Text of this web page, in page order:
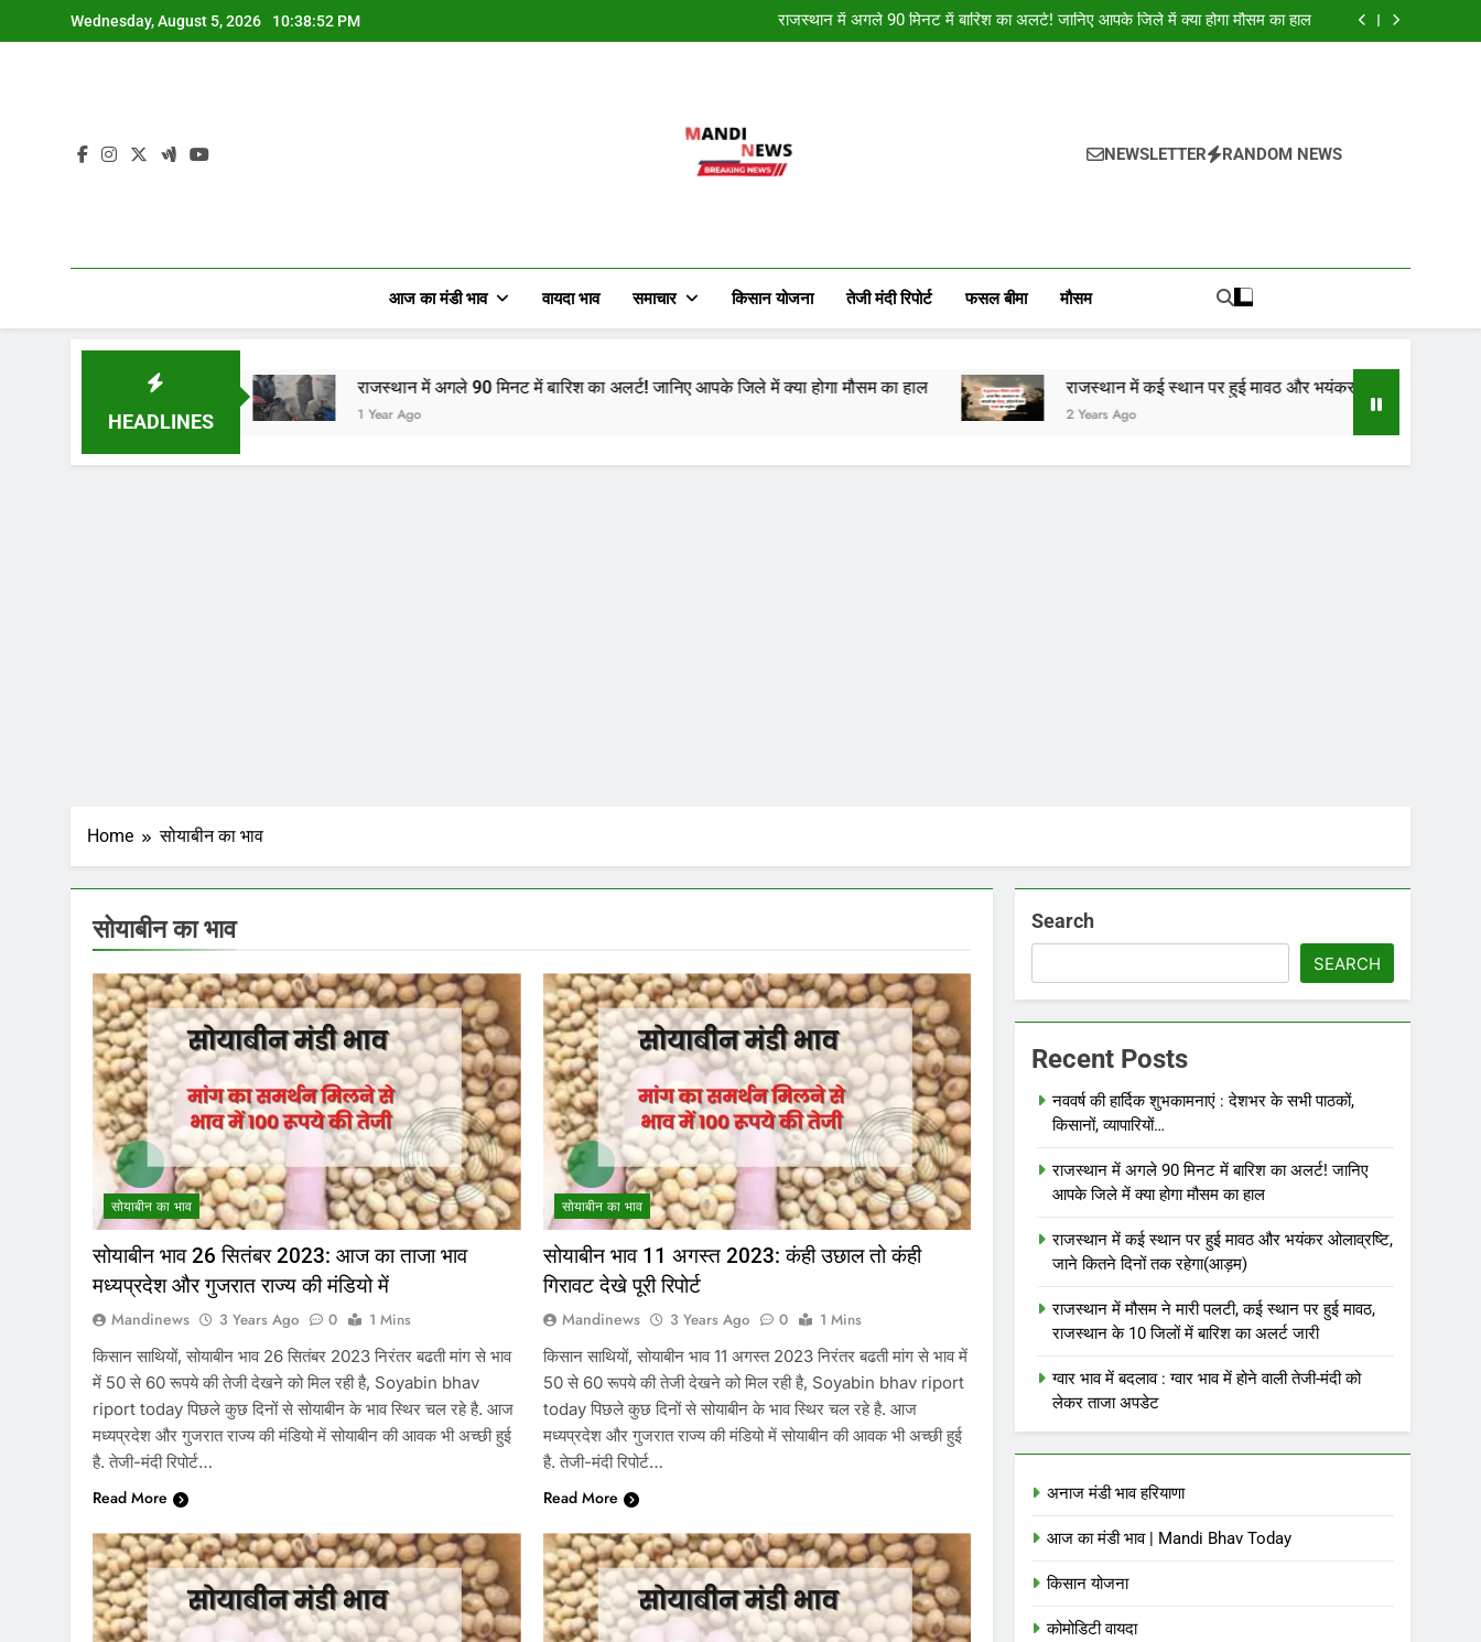
to
Wednesday, August 5, 2026 10:38:52 PM
राजस्थान में अगले 90 मिनट में बारिश का अलर्ट! जानिए आपके जिले में क्या होगा मौसम का हाल
राजस्थान में कई स्थान पर हुई मावठ और भयंकर ओलाव्रष्टि, जाने कितने दिनों तक रहेगा(आड़म)
राजस्थान में मौसम ने मारी पलटी, कई स्थान पर हुई मावठ, राजस्थान के 10 जिलों में बारिश का
अलर्ट जारी
Mandi News
NEWSLETTER RANDOM NEWS
आज का मंडी भाव वायदा भाव समाचार किसान योजना तेजी मंदी रिपोर्ट फसल बीमा मौसम
HEADLINES
राजस्थान में अगले 90 मिनट में बारिश का अलर्ट! जानिए आपके जिले में क्या होगा मौसम का हाल
1 Year Ago
राजस्थान में कई स्थान पर हुई मावठ और भयंकर ओलाव्रष्टि, जाने कितने दिनों
2 Years Ago
Home सोयाबीन का भाव
सोयाबीन का भाव
सोयाबीन का भाव
सोयाबीन भाव 26 सितंबर 2023: आज का ताजा भाव
मध्यप्रदेश और गुजरात राज्य की मंडियो में
Mandinews 3 Years Ago 0
1 Mins
किसान साथियों, सोयाबीन भाव 26 सितंबर 2023 निरंतर बढती मांग से भाव
में 50 से 60 रूपये की तेजी देखने को मिल रही है, Soyabin bhav
riport today पिछले कुछ दिनों से सोयाबीन के भाव स्थिर चल रहे है. आज
मध्यप्रदेश और गुजरात राज्य की मंडियो में सोयाबीन की आवक भी अच्छी हुई
है. तेजी-मंदी रिपोर्ट…
Read More
सोयाबीन का भाव
सोयाबीन भाव 11 अगस्त 2023: कंही उछाल तो कंही
गिरावट देखे पूरी रिपोर्ट
Mandinews 3 Years Ago 0
1 Mins
किसान साथियों, सोयाबीन भाव 11 अगस्त 2023 निरंतर बढती मांग से भाव में
50 से 60 रूपये की तेजी देखने को मिल रही है, Soyabin bhav riport
today पिछले कुछ दिनों से सोयाबीन के भाव स्थिर चल रहे है. आज
मध्यप्रदेश और गुजरात राज्य की मंडियो में सोयाबीन की आवक भी अच्छी हुई
है. तेजी-मंदी रिपोर्ट…
Read More
Search
SEARCH
Recent Posts
नववर्ष की हार्दिक शुभकामनाएं : देशभर के सभी पाठकों,
किसानों, व्यापारियों…
राजस्थान में अगले 90 मिनट में बारिश का अलर्ट! जानिए
आपके जिले में क्या होगा मौसम का हाल
राजस्थान में कई स्थान पर हुई मावठ और भयंकर ओलाव्रष्टि,
जाने कितने दिनों तक रहेगा(आड़म)
राजस्थान में मौसम ने मारी पलटी, कई स्थान पर हुई मावठ,
राजस्थान के 10 जिलों में बारिश का अलर्ट जारी
ग्वार भाव में बदलाव : ग्वार भाव में होने वाली तेजी-मंदी को
लेकर ताजा अपडेट
अनाज मंडी भाव हरियाणा
आज का मंडी भाव | Mandi Bhav Today
किसान योजना
कोमोडिटी वायदा